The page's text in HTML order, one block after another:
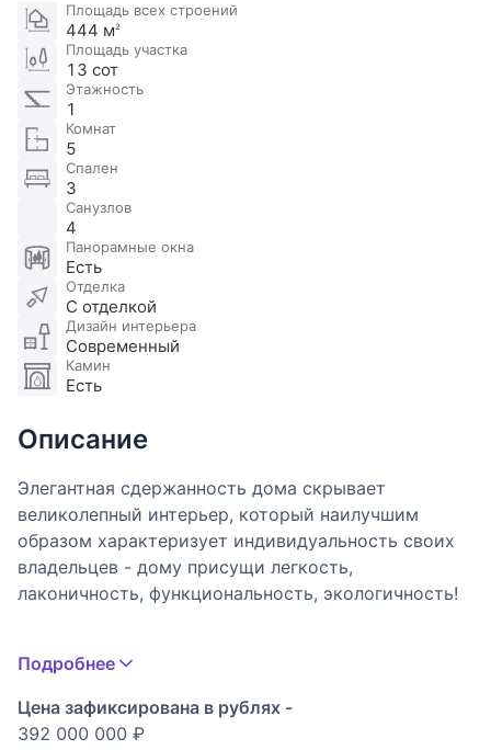
Площадь всех строений
444 м2
Площадь участка
13 сот
Этажность
1
Комнат
5
Спален
3
Санузлов
4
Панорамные окна
Есть
Отделка
С отделкой
Дизайн интерьера
Современный
Камин
Есть
Описание
Элегантная сдержанность дома скрывает
великолепный интерьер, который наилучшим
образом характеризует индивидуальность своих
владельцев - дому присущи легкость,
лаконичность, функциональность, экологичность!
архитектурный минимализм - простота форм,
точность исполнения в гармонии с уютом и
комфортом. При проектировании дома
Подробнее
Цена зафиксирована в рублях -
392 000 000 ₽